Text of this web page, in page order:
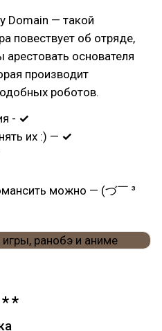
Domain — такой
повествует об отряде,
основателя
производит
роботов.
- ✓
их :) — ✓
можно — (づ￣ ³